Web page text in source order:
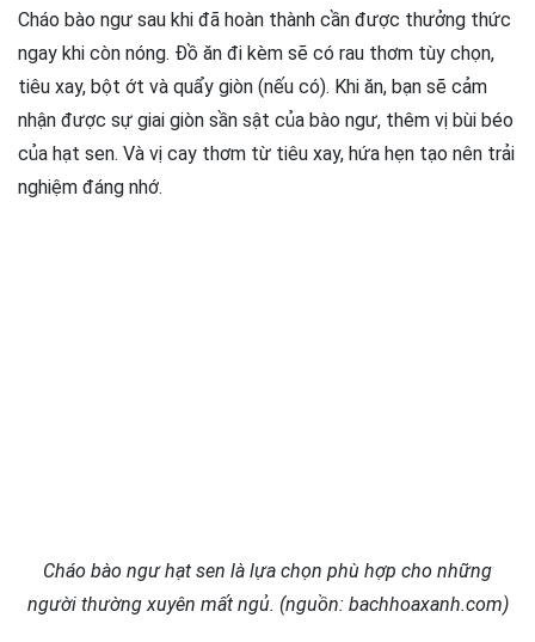
Cháo bào ngư sau khi đã hoàn thành cần được thưởng thức
ngay khi còn nóng. Đồ ăn đi kèm sẽ có rau thơm tùy chọn,
tiêu xay, bột ớt và quẩy giòn (nếu có). Khi ăn, bạn sẽ cảm
nhận được sự giai giòn sần sật của bào ngư, thêm vị bùi béo
của hạt sen. Và vị cay thơm từ tiêu xay, hứa hẹn tạo nên trải
nghiệm đáng nhớ.
Cháo bào ngư hạt sen là lựa chọn phù hợp cho những
người thường xuyên mất ngủ. (nguồn: bachhoaxanh.com)